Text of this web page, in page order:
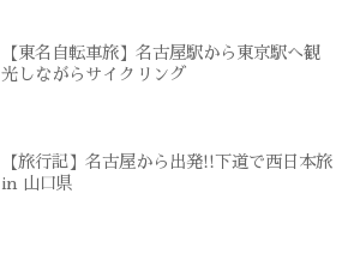
【東名自転車旅】名古屋駅から東京駅へ観
光しながらサイクリング
【旅行記】名古屋から出発!!下道で西日本旅
in 山口県